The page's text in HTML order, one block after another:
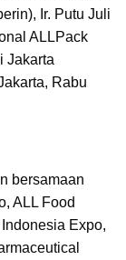
Ir. Putu Juli
ALLPack
Jakarta
Rabu
bersamaan
ALL Food
Expo,